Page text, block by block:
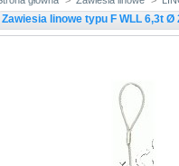
Zawiesia linowe typu F WLL 6,3t Ø